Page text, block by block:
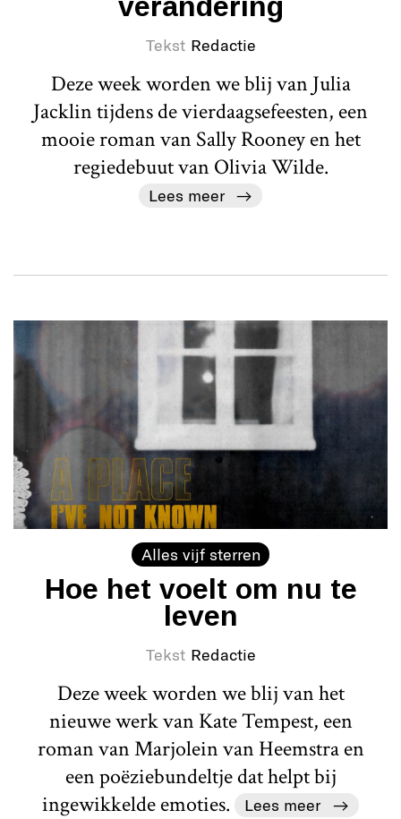
Tekst Redactie
Deze week worden we blij van Julia
Jacklin tijdens de vierdaagsefeesten, een
mooie roman van Sally Rooney en het
regiedebuut van Olivia Wilde.
Lees meer
Alles vijf sterren
Hoe het voelt om nu te
leven
Tekst Redactie
Deze week worden we blij van het
nieuwe werk van Kate Tempest, een
roman van Marjolein van Heemstra en
een poëziebundeltje dat helpt bij
ingewikkelde emoties.
Lees meer